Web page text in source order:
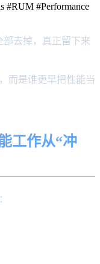
#RUM #Performance
部去掉，真正留下来
而是谁更早把性能当
工作从“冲